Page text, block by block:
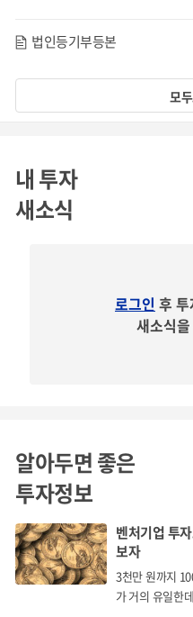
법인등기부등본
모
내 투자
새소식
로그인 후
새소식
알아두면 좋은
투자정보
벤처기업 투
보자
3천만 원까지
가 거의 유일한